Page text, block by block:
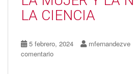
LA CIENCIA
5 febrero, 2024 mfernandezve
comentario